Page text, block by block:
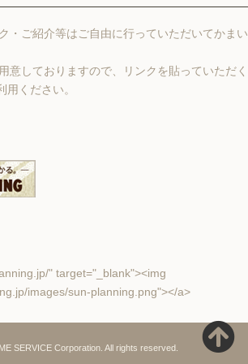
・ご紹介等はご自由に行っていただいてかまい
意しておりますので、リンクを貼っていただく
ください。
" target="_blank"><img
images/sun-planning.png"></a>
SERVICE Corporation. All rights reserved.